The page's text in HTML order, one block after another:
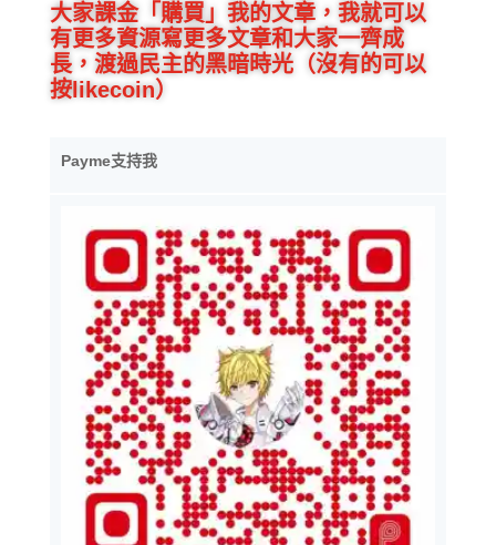
大家課金「購買」我的文章，我就可以
有更多資源寫更多文章和大家一齊成
長，渡過民主的黑暗時光（沒有的可以
按likecoin）
Payme支持我